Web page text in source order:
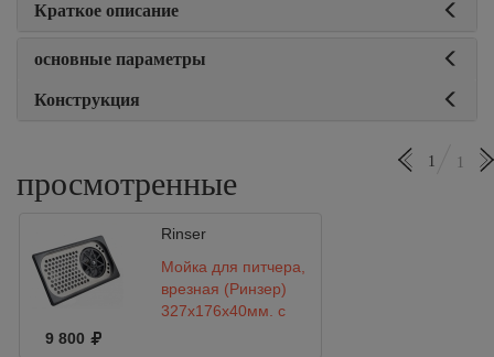
Краткое описание
основные параметры
Конструкция
просмотренные
1 1
Rinser
Мойка для питчера,
врезная (Ринзер)
327x176х40мм, с
9 800